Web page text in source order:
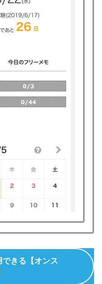
できる【オンス